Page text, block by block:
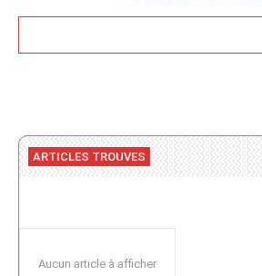
ARTICLES TROUVES
Aucun article à afficher